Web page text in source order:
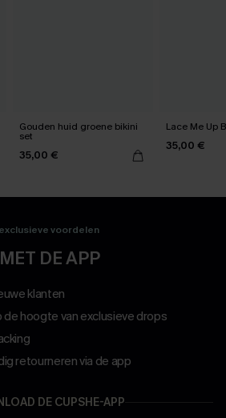
Gouden huid groene bikini
set
35,00 €
Lace Me Up
35,00 €
voordelen
DE APP
klanten
hoogte van exclusieve drops
retourneren via de app
DE CUPSHE-APP